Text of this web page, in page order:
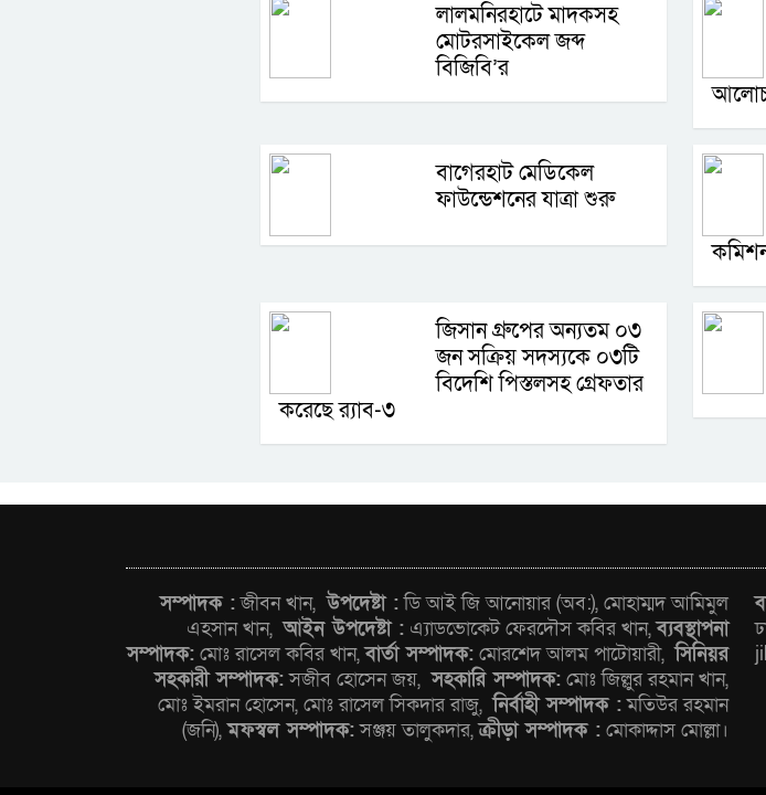
লালমনিরহাটে মাদকসহ
মোটরসাইকেল জব্দ
বিজিবি’র
বাগেরহাট মেডিকেল
ফাউন্ডেশনের যাত্রা শুরু
জিসান গ্রুপের অন্যতম ০৩
জন সক্রিয় সদস্যকে ০৩টি
বিদেশি পিস্তলসহ গ্রেফতার
করেছে র‍্যাব-৩
সম্পাদক :জীবন খান,উপদেষ্টা :ডি আই জি আনোয়ার (অব:), মোহাম্মদ আমিমুল
এহসান খান,আইন উপদেষ্টা : এ্যাডভোকেট ফেরদৌস কবির খান,ব্যবস্থাপনা
সম্পাদক: মোঃ রাসেল কবির খান,বার্তা সম্পাদক: মোরশেদ আলম পাটোয়ারী,সিনিয়র
সহকারী সম্পাদক:সজীব হোসেন জয়,সহকারি সম্পাদক: মোঃ জিল্লুর রহমান খান,
মোঃ ইমরান হোসেন, মোঃ রাসেল সিকদার রাজু,নির্বাহী সম্পাদক :মতিউর রহমান
(জনি),মফস্বল সম্পাদক:সঞ্জয় তালুকদার,ক্রীড়া সম্পাদক : মোকাদ্দাস মোল্লা।